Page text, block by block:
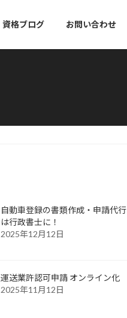
資格ブログ お問い合わせ
自動車登録の書類作成・申請代行
は行政書士に！
2025年12月12日
運送業許認可申請 オンライン化
2025年11月12日